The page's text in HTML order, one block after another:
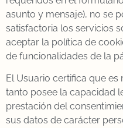
asunto y mensaje), no se
satisfactoria los servicios
aceptar la política de
de funcionalidades de la
El Usuario certifica que
tanto posee la capacidad
prestación del
sus datos de carácter